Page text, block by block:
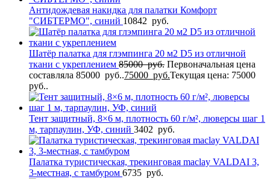
Антидождевая накидка для палатки Комфорт
"СИБТЕРМО", синий 10842 руб.
Шатёр палатка для глэмпинга 20 м2 D5 из отличной
ткани с укреплением 85000руб. Первоначальная цена
составляла 85000 руб..75000 руб.Текущая цена: 75000
руб..
Тент защитный, 8×6 м, плотность 60 г/м², люверсы шаг 1
м, тарпаулин, УФ, синий 3402 руб.
Палатка туристическая, трекинговая maclay VALDAI 3,
3-местная, с тамбуром 6735 руб.